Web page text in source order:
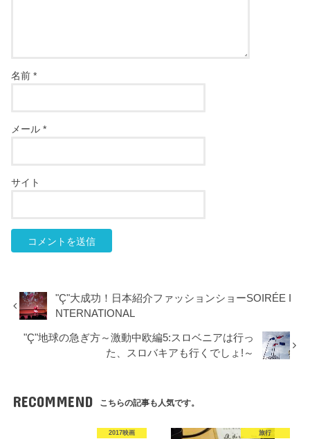
名前*
メール*
サイト
"Ç"大成功！日本紹介ファッションショーSOIRÉE I
NTERNATIONAL
"Ç"地球の急ぎ方～激動中欧編5:スロベニアは行っ
た、スロバキアも行くでしょ!～
RECOMMEND こちらの記事も人気です。
2017映画 旅行